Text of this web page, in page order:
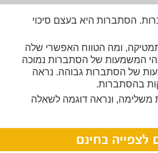
הסתברות היא בעצם סיכוי
ומה הטווח האפשרי שלה
המשמעות של הסתברות נמוכה
של הסתברות גבוהה. נראה
בהסתברות.
משלימה, ונראה דוגמה לשאלה
לצפייה בחינם